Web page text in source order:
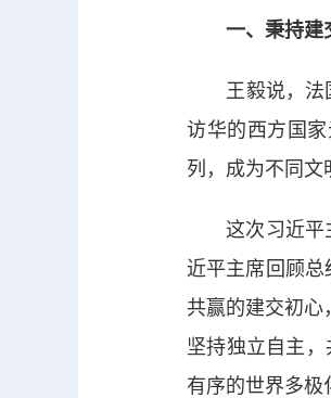
一、秉持建
王毅说，法国
访华的西方国
列，成为不同文
这次习近平主
近平主席回顾
共赢的建交初心
坚持独立自主
有序的世界多极